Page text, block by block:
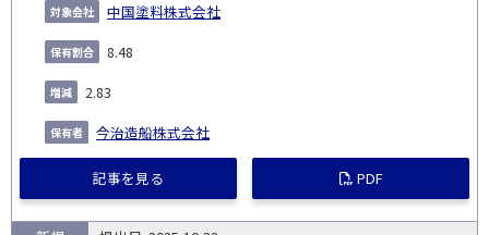
中国塗料株式会社
8.48
2.83
今治造船株式会社
記事を見る PDF